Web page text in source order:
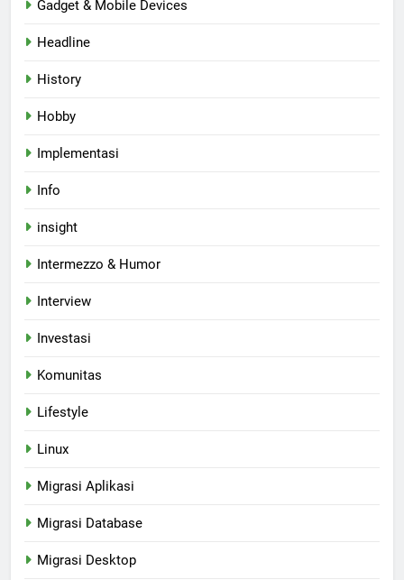
Gadget & Mobile Devices
Headline
History
Hobby
Implementasi
Info
insight
Intermezzo & Humor
Interview
Investasi
Komunitas
Lifestyle
Linux
Migrasi Aplikasi
Migrasi Database
Migrasi Desktop